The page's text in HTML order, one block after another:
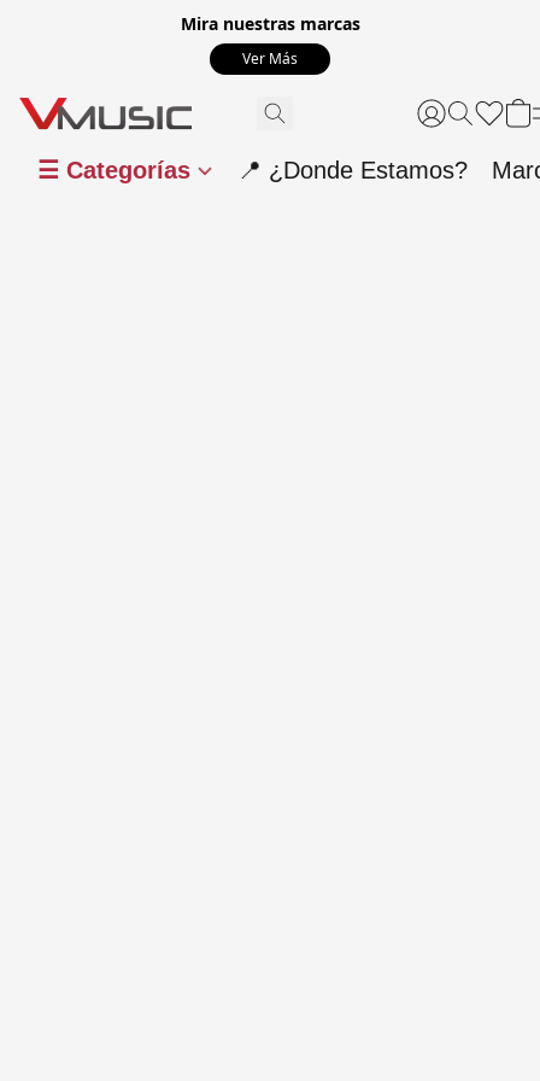
Mira nuestras marcas
Ver Más
☰ Categorías 📍 ¿Donde Estamos?